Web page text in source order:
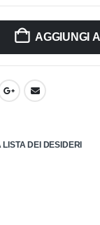
AGGIUNGI
DEI DESIDERI